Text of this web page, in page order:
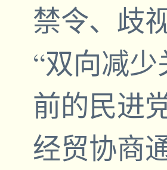
禁令、歧
“双向减
前的民进
经贸协商